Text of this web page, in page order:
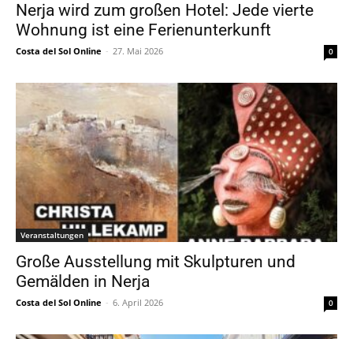
Nerja wird zum großen Hotel: Jede vierte
Wohnung ist eine Ferienunterkunft
Costa del Sol Online - 27. Mai 2026 0
Veranstaltungen
Große Ausstellung mit Skulpturen und
Gemälden in Nerja
Costa del Sol Online - 6. April 2026 0